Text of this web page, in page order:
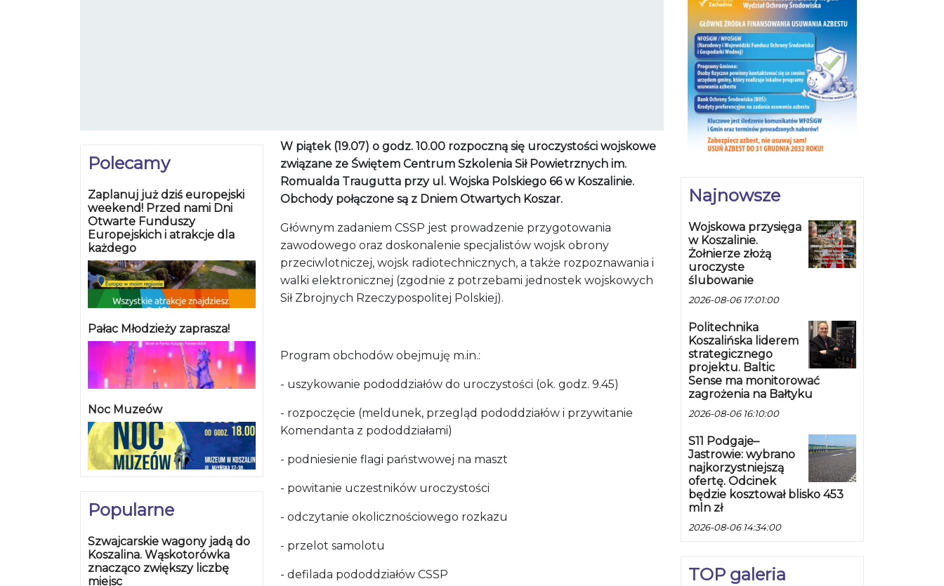
Polecamy
Zaplanuj już dziś europejski
weekend! Przed nami Dni
Otwarte Funduszy
Europejskich i atrakcje dla
każdego
Pałac Młodzieży zaprasza!
Noc Muzeów
Popularne
Szwajcarskie wagony jadą do
Koszalina. Wąskotorówka
znacząco zwiększy liczbę
miejsc
W piątek (19.07) o godz. 10.00 rozpoczną się uroczystości wojskowe
związane ze Świętem Centrum Szkolenia Sił Powietrznych im.
Romualda Traugutta przy ul. Wojska Polskiego 66 w Koszalinie.
Obchody połączone są z Dniem Otwartych Koszar.
Głównym zadaniem CSSP jest prowadzenie przygotowania
zawodowego oraz doskonalenie specjalistów wojsk obrony
przeciwlotniczej, wojsk radiotechnicznych, a także rozpoznawania i
walki elektronicznej (zgodnie z potrzebami jednostek wojskowych
Sił Zbrojnych Rzeczypospolitej Polskiej).
Program obchodów obejmuję m.in.:
- uszykowanie pododdziałów do uroczystości (ok. godz. 9.45)
- rozpoczęcie (meldunek, przegląd pododdziałów i przywitanie
Komendanta z pododdziałami)
- podniesienie flagi państwowej na maszt
- powitanie uczestników uroczystości
- odczytanie okolicznościowego rozkazu
- przelot samolotu
- defilada pododdziałów CSSP
Najnowsze
Wojskowa przysięga
w Koszalinie.
Żołnierze złożą
uroczyste
ślubowanie
2026-08-06 17:01:00
Politechnika
Koszalińska liderem
strategicznego
projektu. Baltic
Sense ma monitorować
zagrożenia na Bałtyku
2026-08-06 16:10:00
S11 Podgaje–
Jastrowie: wybrano
najkorzystniejszą
ofertę. Odcinek
będzie kosztował blisko 453
mln zł
2026-08-06 14:34:00
TOP galeria